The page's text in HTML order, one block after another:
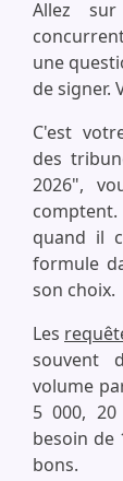
Allez
une
de signer.
C'est
des
2026",
quand il
formule
son choix.
Les
souvent
volume
5 000,
besoin de
bons.